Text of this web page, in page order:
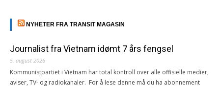
NYHETER FRA TRANSIT MAGASIN
Journalist fra Vietnam idømt 7 års fengsel
5. august 2026
Kommunistpartiet i Vietnam har total kontroll over alle offisielle medier,
aviser, TV- og radiokanaler. For å lese denne må du ha abonnement